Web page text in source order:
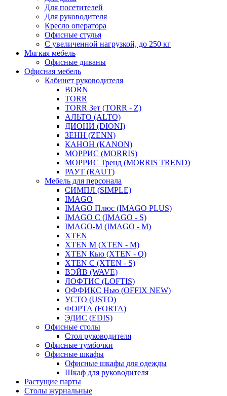
Для посетителей
Для руководителя
Кресло оператора
Офисные стулья
С увеличенной нагрузкой, до 250 кг
Мягкая мебель
Офисные диваны
Офисная мебель
Кабинет руководителя
BORN
TORR
TORR Зет (TORR - Z)
АЛЬТО (ALTO)
ДИОНИ (DIONI)
ЗЕНН (ZENN)
КАНОН (KANON)
МОРРИС (MORRIS)
МОРРИС Тренд (MORRIS TREND)
РАУТ (RAUT)
Мебель для персонала
СИМПЛ (SIMPLE)
IMAGO
IMAGO Плюс (IMAGO PLUS)
IMAGO С (IMAGO - S)
IMAGO-M (IMAGO - M)
XTEN
XTEN M (XTEN - M)
XTEN Кью (XTEN - Q)
XTEN С (XTEN - S)
ВЭЙВ (WAVE)
ЛОФТИС (LOFTIS)
ОФФИКС Нью (OFFIX NEW)
УСТО (USTO)
ФОРТА (FORTA)
ЭДИС (EDIS)
Офисные столы
Стол руководителя
Офисные тумбочки
Офисные шкафы
Офисные шкафы для одежды
Шкаф для руководителя
Растущие парты
Столы журнальные